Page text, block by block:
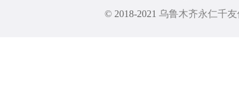
© 2018-2021 乌鲁木齐永仁千